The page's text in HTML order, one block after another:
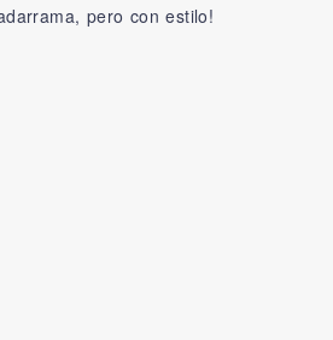
pero con estilo!